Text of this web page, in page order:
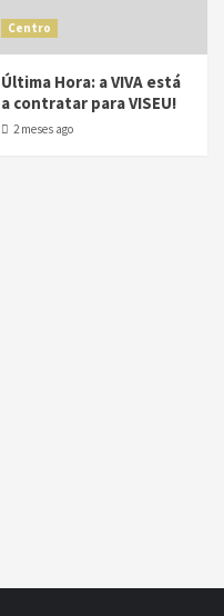
Centro
Última Hora: a VIVA está
a contratar para VISEU!
2 meses ago